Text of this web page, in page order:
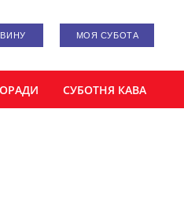
МОЯ СУБОТА
СУБОТНЯ КАВА